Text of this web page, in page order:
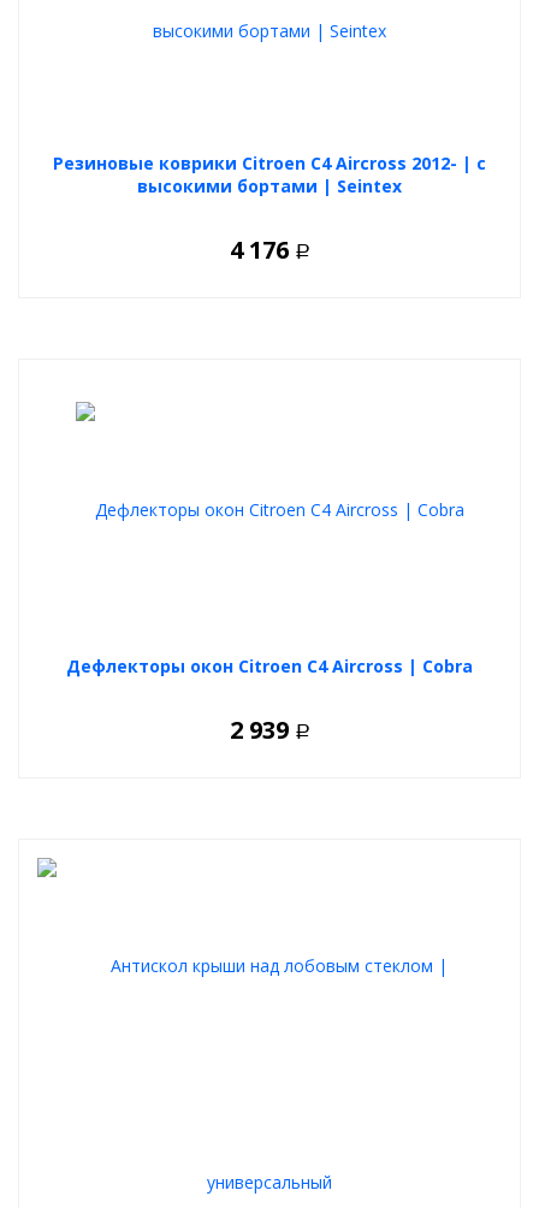
Резиновые коврики Citroen C4 Aircross 2012- | с
высокими бортами | Seintex
4 176 Р
Дефлекторы окон Citroen C4 Aircross | Cobra
2 939 Р